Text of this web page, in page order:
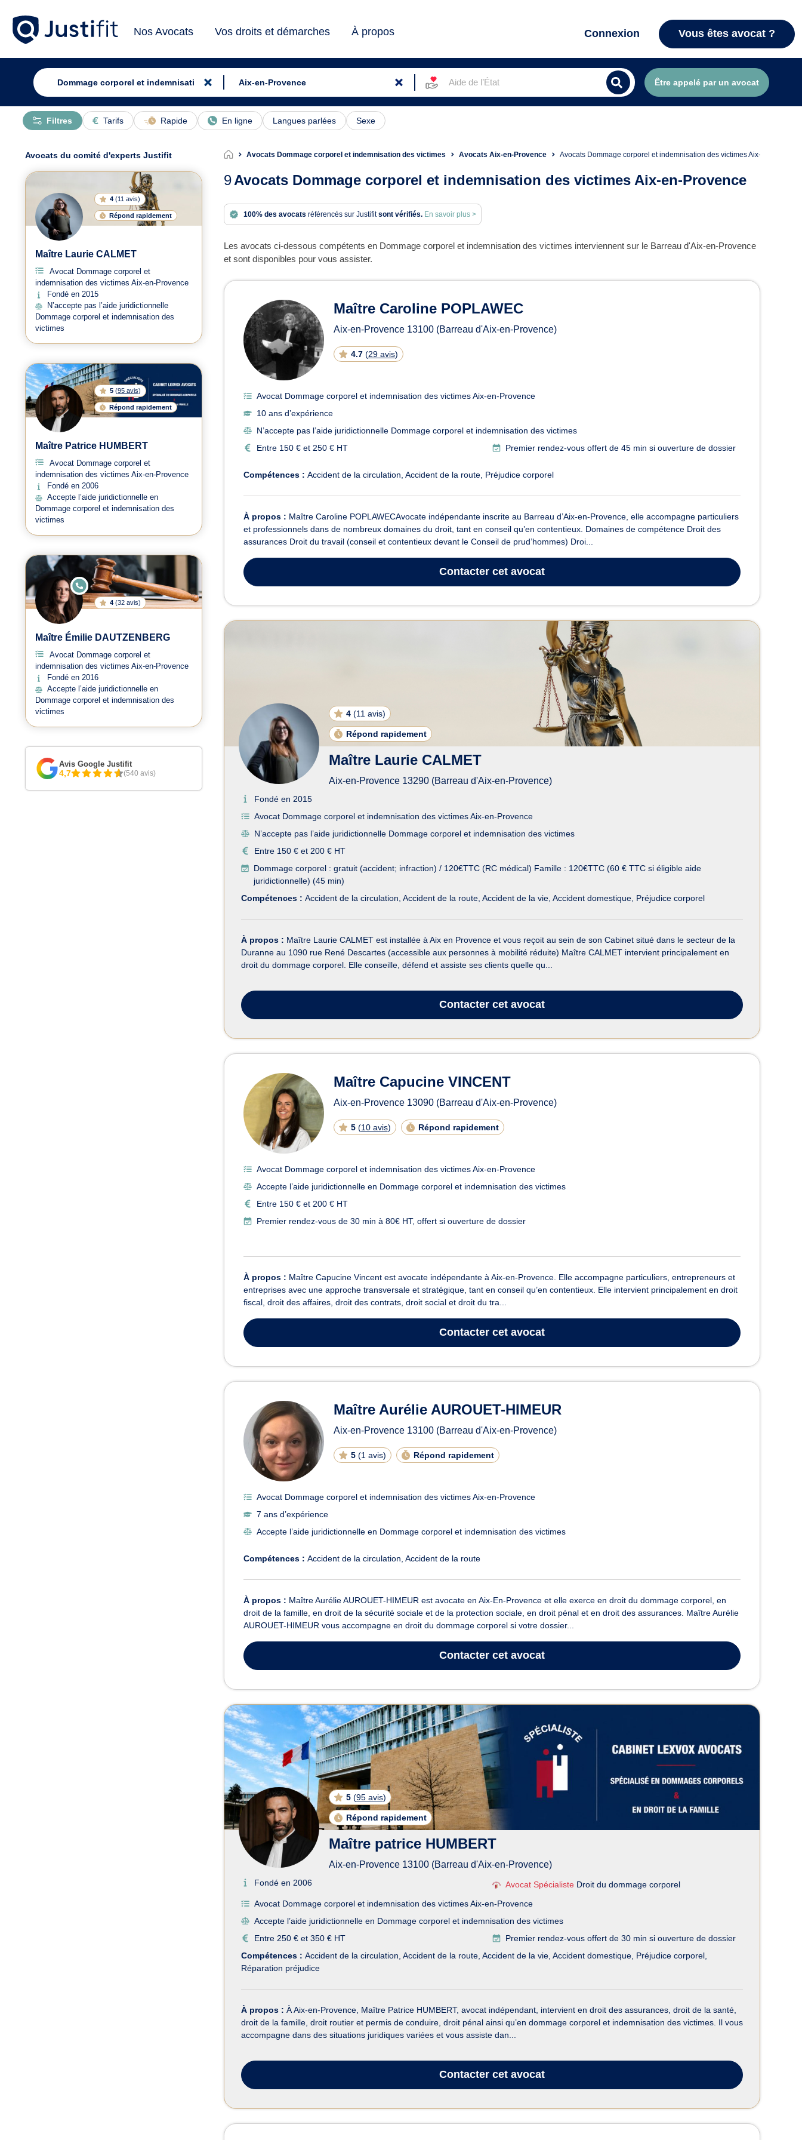
Nos Avocats Vos droits et démarches À propos Connexion Vous êtes avocat ?
Aide de l’État Être appelé par un avocat
Tarifs Rapide En ligne Langues parlées Sexe
Filtres
Avocats Dommage corporel et indemnisation des victimes Avocats Aix-en-Provence Avocats Dommage corporel et indemnisation des victimes Aix-en-Provence
9Avocats Dommage corporel et indemnisation des victimes Aix-en-Provence
100% des avocats référencés sur Justifitsont vérifiés. En savoir plus >
Les avocats ci-dessous compétents en Dommage corporel et indemnisation des victimes interviennent sur le Barreau d'Aix-en-Provence
et sont disponibles pour vous assister.
Avocats en Dommage corporel et indemnisation des victimes
Maître Caroline POPLAWEC
Aix-en-Provence 13100 (Barreau d'Aix-en-Provence)
4.7 (29 avis)
Avocat Dommage corporel et indemnisation des victimes Aix-en-Provence
10 ans d’expérience
N’accepte pas l’aide juridictionnelle Dommage corporel et indemnisation des victimes
Entre 150 € et 250 € HT
Premier rendez-vous offert de 45 min si ouverture de dossier
Compétences : Accident de la circulation Accident de la route Préjudice corporel
À propos : Maître Caroline POPLAWECAvocate indépendante inscrite au Barreau d’Aix-en-Provence, elle accompagne particuliers
et professionnels dans de nombreux domaines du droit, tant en conseil qu’en contentieux. Domaines de compétence Droit des
assurances Droit du travail (conseil et contentieux devant le Conseil de prud’hommes) Droi...
Contacter cet avocat
4 (11 avis)
Répond rapidement
Maître Laurie CALMET
Aix-en-Provence 13290 (Barreau d'Aix-en-Provence)
Fondé en 2015
Avocat Dommage corporel et indemnisation des victimes Aix-en-Provence
N’accepte pas l’aide juridictionnelle Dommage corporel et indemnisation des victimes
Entre 150 € et 200 € HT
Dommage corporel : gratuit (accident; infraction) / 120€TTC (RC médical) Famille : 120€TTC (60 € TTC si éligible aide
juridictionnelle) (45 min)
Compétences : Accident de la circulation Accident de la route Accident de la vie Accident domestique Préjudice corporel
À propos : Maître Laurie CALMET est installée à Aix en Provence et vous reçoit au sein de son Cabinet situé dans le secteur de la
Duranne au 1090 rue René Descartes (accessible aux personnes à mobilité réduite) Maître CALMET intervient principalement en
droit du dommage corporel. Elle conseille, défend et assiste ses clients quelle qu...
Contacter cet avocat
Maître Capucine VINCENT
Aix-en-Provence 13090 (Barreau d'Aix-en-Provence)
5 (10 avis) Répond rapidement
Avocat Dommage corporel et indemnisation des victimes Aix-en-Provence
Accepte l’aide juridictionnelle en Dommage corporel et indemnisation des victimes
Entre 150 € et 200 € HT
Premier rendez-vous de 30 min à 80€ HT, offert si ouverture de dossier
À propos : Maître Capucine Vincent est avocate indépendante à Aix-en-Provence. Elle accompagne particuliers, entrepreneurs et
entreprises avec une approche transversale et stratégique, tant en conseil qu’en contentieux. Elle intervient principalement en droit
fiscal, droit des affaires, droit des contrats, droit social et droit du tra...
Contacter cet avocat
Maître Aurélie AUROUET-HIMEUR
Aix-en-Provence 13100 (Barreau d'Aix-en-Provence)
5 (1 avis) Répond rapidement
Avocat Dommage corporel et indemnisation des victimes Aix-en-Provence
7 ans d’expérience
Accepte l’aide juridictionnelle en Dommage corporel et indemnisation des victimes
Compétences : Accident de la circulation Accident de la route
À propos : Maître Aurélie AUROUET-HIMEUR est avocate en Aix-En-Provence et elle exerce en droit du dommage corporel, en
droit de la famille, en droit de la sécurité sociale et de la protection sociale, en droit pénal et en droit des assurances. Maître Aurélie
AUROUET-HIMEUR vous accompagne en droit du dommage corporel si votre dossier...
Contacter cet avocat
5 (95 avis)
Répond rapidement
Maître patrice HUMBERT
Aix-en-Provence 13100 (Barreau d'Aix-en-Provence)
Fondé en 2006 Avocat Spécialiste Droit du dommage corporel
Avocat Dommage corporel et indemnisation des victimes Aix-en-Provence
Accepte l’aide juridictionnelle en Dommage corporel et indemnisation des victimes
Entre 250 € et 350 € HT
Premier rendez-vous offert de 30 min si ouverture de dossier
Compétences : Accident de la circulation Accident de la route Accident de la vie Accident domestique Préjudice corporel
Réparation préjudice
À propos : À Aix-en-Provence, Maître Patrice HUMBERT, avocat indépendant, intervient en droit des assurances, droit de la santé,
droit de la famille, droit routier et permis de conduire, droit pénal ainsi qu’en dommage corporel et indemnisation des victimes. Il vous
accompagne dans des situations juridiques variées et vous assiste dan...
Contacter cet avocat
Avocats du comité d'experts Justifit
4 (11 avis)
Répond rapidement
Maître Laurie CALMET
Avocat Dommage corporel et
indemnisation des victimes Aix-en-Provence
Fondé en 2015
N’accepte pas l’aide juridictionnelle
Dommage corporel et indemnisation des
victimes
5 (95 avis)
Répond rapidement
Maître Patrice HUMBERT
Avocat Dommage corporel et
indemnisation des victimes Aix-en-Provence
Fondé en 2006
Accepte l’aide juridictionnelle en
Dommage corporel et indemnisation des
victimes
E
N
G
N
4 (32 avis)
Maître Émilie DAUTZENBERG
Avocat Dommage corporel et
indemnisation des victimes Aix-en-Provence
Fondé en 2016
Accepte l’aide juridictionnelle en
Dommage corporel et indemnisation des
victimes
Avis Google Justifit
4,7 (540 avis)